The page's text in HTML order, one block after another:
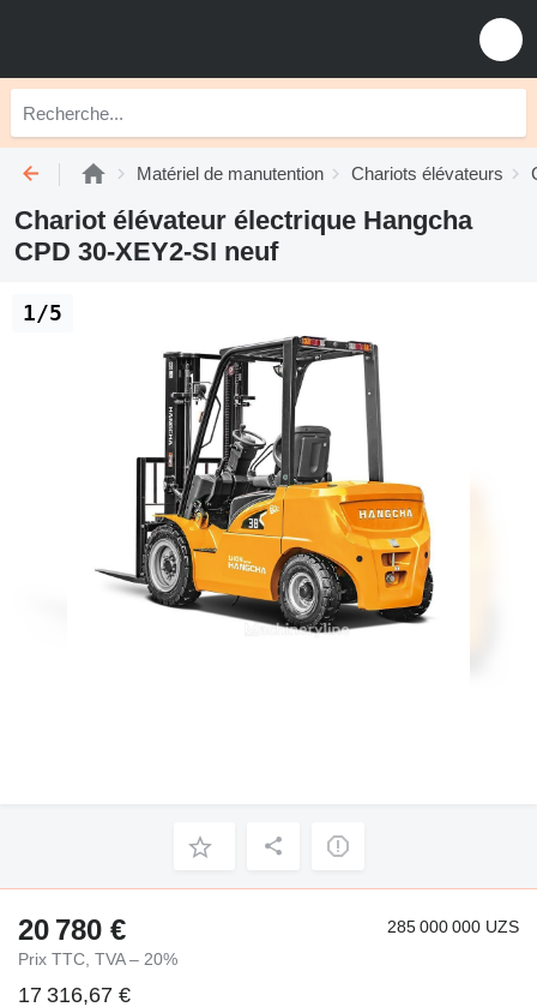
Matériel de manutention Chariots élévateurs
Chariot élévateur électrique Hangcha
CPD 30-XEY2-SI neuf
1/5
20 780 €
Prix TTC, TVA – 20%
285 000 000 UZS
17 316,67 €